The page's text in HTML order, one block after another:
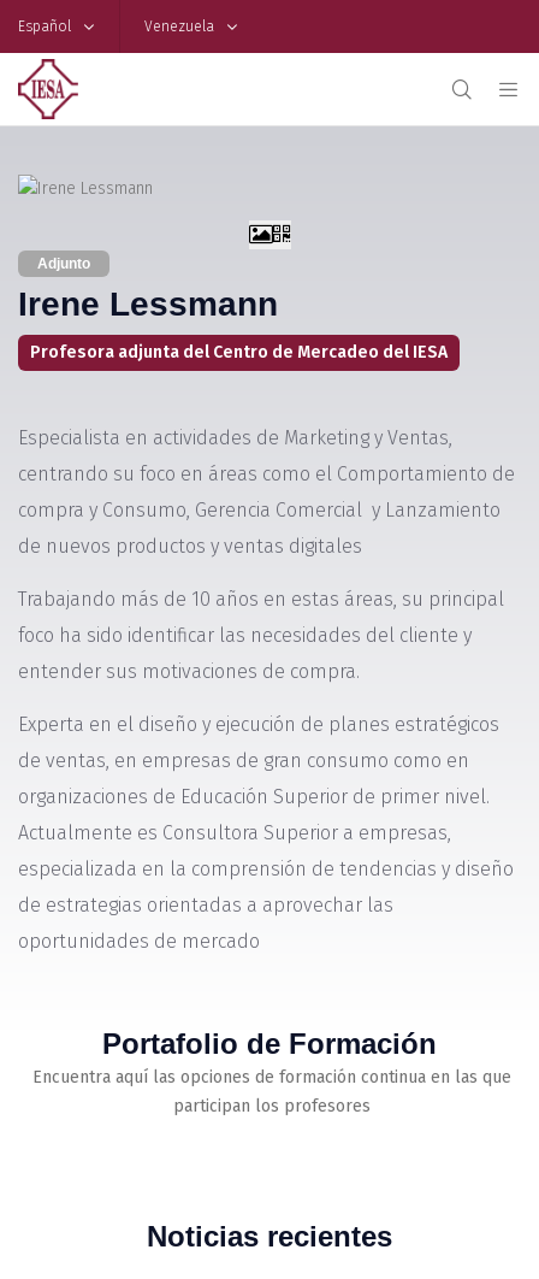
Español Venezuela
Adjunto
Irene Lessmann
Profesora adjunta del Centro de Mercadeo del IESA
Especialista en actividades de Marketing y Ventas,
centrando su foco en áreas como el Comportamiento de
compra y Consumo, Gerencia Comercial y Lanzamiento
de nuevos productos y ventas digitales
Trabajando más de 10 años en estas áreas, su principal
foco ha sido identificar las necesidades del cliente y
entender sus motivaciones de compra.
Experta en el diseño y ejecución de planes estratégicos
de ventas, en empresas de gran consumo como en
organizaciones de Educación Superior de primer nivel.
Actualmente es Consultora Superior a empresas,
especializada en la comprensión de tendencias y diseño
de estrategias orientadas a aprovechar las
oportunidades de mercado
Portafolio de Formación
Encuentra aquí las opciones de formación continua en las que
participan los profesores
Noticias recientes